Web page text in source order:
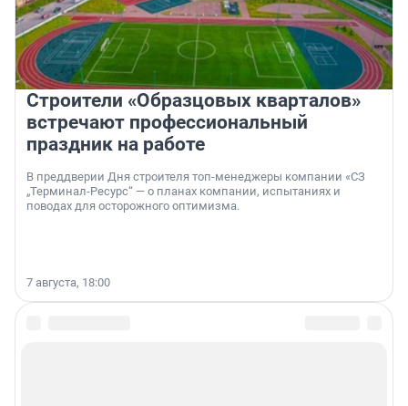
Строители «Образцовых кварталов»
встречают профессиональный
праздник на работе
В преддверии Дня строителя топ-менеджеры компании «СЗ
„Терминал-Ресурс“ — о планах компании, испытаниях и
поводах для осторожного оптимизма.
7 августа, 18:00